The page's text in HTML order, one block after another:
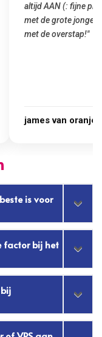
het installeren van
was meteen door
gemaakt. Top
Marcel Thijs
is voor
factor bij het